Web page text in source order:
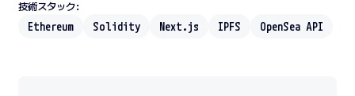
技術スタック:
Ethereum Solidity Next.js IPFS OpenSea API